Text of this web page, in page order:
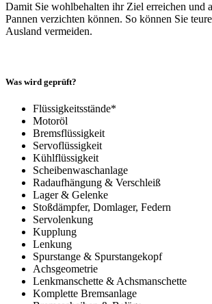
Damit Sie wohlbehalten ihr Ziel erreichen und
Pannen verzichten können. So können Sie
Ausland vermeiden.
Was wird geprüft?
Flüssigkeitsstände*
Motoröl
Bremsflüssigkeit
Servoflüssigkeit
Kühlflüssigkeit
Scheibenwaschanlage
Radaufhängung & Verschleiß
Lager & Gelenke
Stoßdämpfer, Domlager, Federn
Servolenkung
Kupplung
Lenkung
Spurstange & Spurstangekopf
Achsgeometrie
Lenkmanschette & Achsmanschette
Komplette Bremsanlage